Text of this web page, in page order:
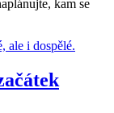
kam se